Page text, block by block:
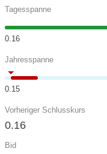
Tagesspanne
0.16
Jahresspanne
0.15
Vorheriger Schlusskurs
0.16
Bid